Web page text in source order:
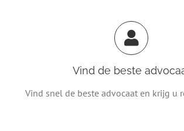
Vind de beste
Vind snel de beste advocaat en krijg u